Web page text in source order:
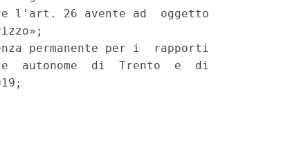
l'art. 26 avente ad  oggetto
permanente per i  rapporti
autonome  di  Trento  e  di